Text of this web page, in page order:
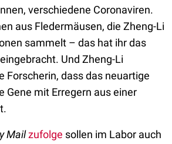
verschiedene Coronaviren.
aus Fledermäusen, die Zheng-Li
sammelt – das hat ihr das
Und Zheng-Li
Forscherin, dass das neuartige
Gene mit Erregern aus einer
Mailzufolge sollen im Labor auch